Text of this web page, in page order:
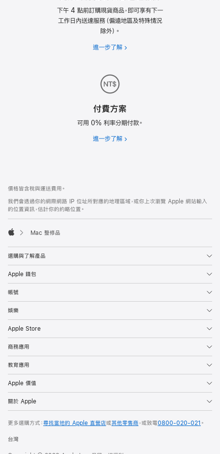
下午 4 點前訂購現貨商品，即可享有下一
工作日內送達服務（偏遠地區及特殊情況
除外）。
進一步了解 免
次
日
達
付費方案
可用 0% 利率分期付款。
進一步了解 付
腳
腳
價格皆含稅與運送費用。
我們會透過你的網際網路 IP 位址所對應的地理區域，或你上次瀏覽 Apple 網站輸入
的位置資訊，估計你的約略位置。
Mac 整修品
選購與了解產品
Apple 錢包
帳號
娛樂
Apple Store
商務應用
教育應用
Apple 價值
關於 Apple
更多選購方式：尋找當地的 Apple 直營店或其他零售商 ，或致電0800-020-021 。
台灣